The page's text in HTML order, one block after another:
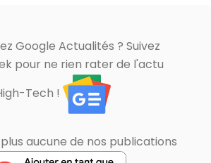
Google Actualités ? Suivez
pour ne rien rater de l'actu
Tech !
aucune de nos publications